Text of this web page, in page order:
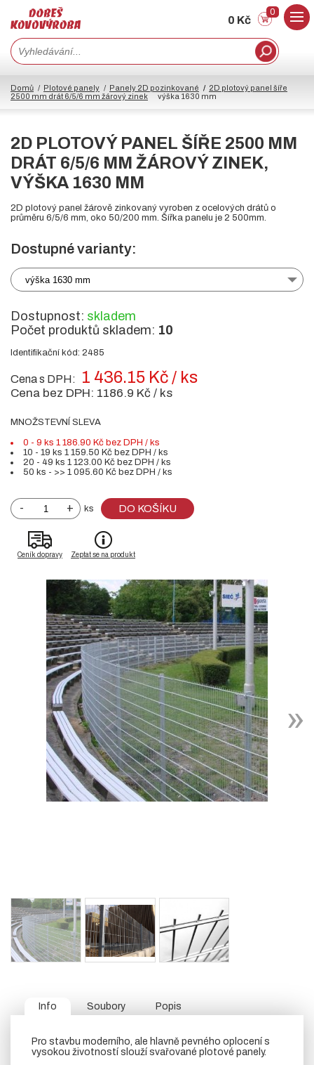
0 Kč
0
Domů Plotové panely Panely 2D pozinkované
2D plotový panel šíře
2500 mm drát 6/5/6 mm žárový zinek
výška 1630 mm
2D PLOTOVÝ PANEL ŠÍŘE 2500 MM
DRÁT 6/5/6 MM ŽÁROVÝ ZINEK,
VÝŠKA 1630 MM
2D plotový panel žárově zinkovaný vyroben z ocelových drátů o
průměru 6/5/6 mm, oko 50/200 mm. Šířka panelu je 2 500mm.
Dostupné varianty:
výška 1630 mm
Dostupnost: skladem
Počet produktů skladem: 10
Identifikační kód: 2485
Cena s DPH: 1 436.15 Kč / ks
Cena bez DPH: 1186.9 Kč / ks
MNOŽSTEVNÍ SLEVA
0 - 9 ks 1 186.90 Kč bez DPH / ks
10 - 19 ks 1 159.50 Kč bez DPH / ks
20 - 49 ks 1 123.00 Kč bez DPH / ks
50 ks - >> 1 095.60 Kč bez DPH / ks
- + ks DO KOŠÍKU
Ceník dopravy Zeptat se na produkt
Info Soubory Popis
Pro stavbu moderního, ale hlavně pevného oplocení s
vysokou životností slouží svařované plotové panely.